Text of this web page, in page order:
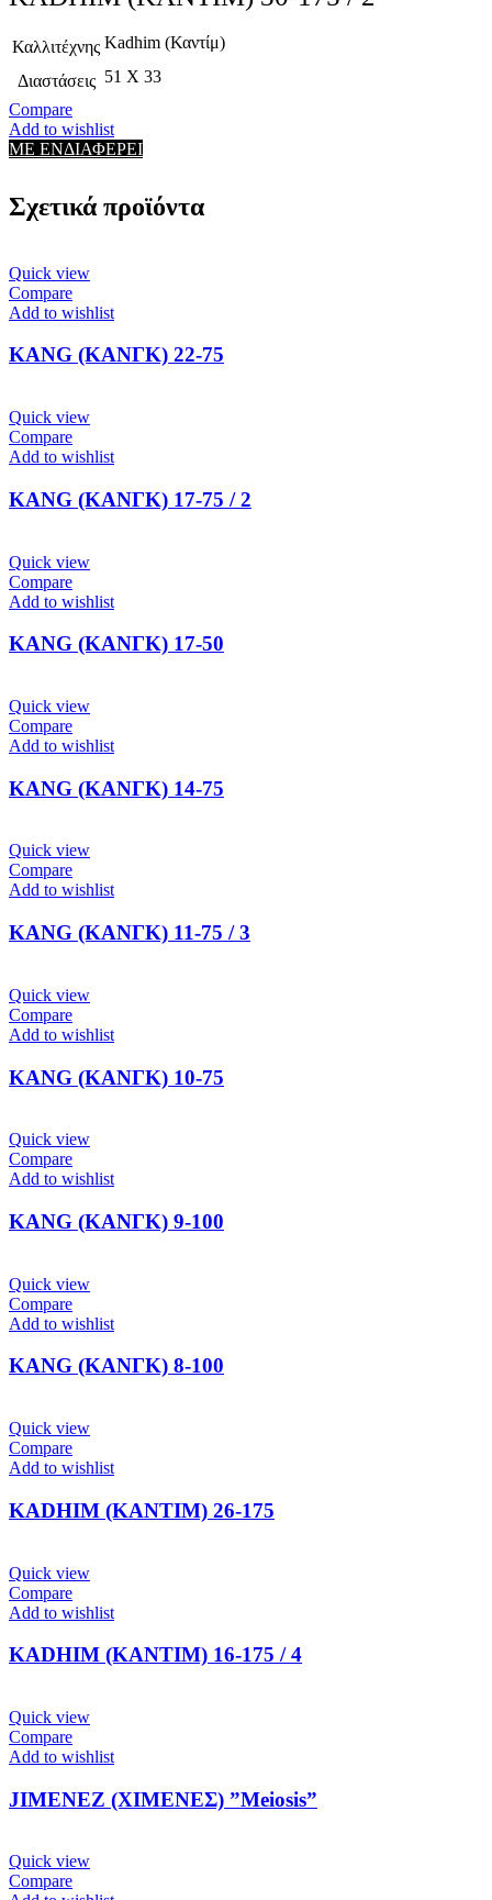
Καλλιτέχνης Kadhim (Καντίμ)
Διαστάσεις 51 X 33
Compare
Add to wishlist
ΜΕ ΕΝΔΙΑΦΕΡΕΙ
Σχετικά προϊόντα
Quick view
Compare
Add to wishlist
KANG (ΚΑΝΓΚ) 22-75
Quick view
Compare
Add to wishlist
KANG (ΚΑΝΓΚ) 17-75 / 2
Quick view
Compare
Add to wishlist
KANG (ΚΑΝΓΚ) 17-50
Quick view
Compare
Add to wishlist
KANG (ΚΑΝΓΚ) 14-75
Quick view
Compare
Add to wishlist
KANG (ΚΑΝΓΚ) 11-75 / 3
Quick view
Compare
Add to wishlist
KANG (ΚΑΝΓΚ) 10-75
Quick view
Compare
Add to wishlist
KANG (ΚΑΝΓΚ) 9-100
Quick view
Compare
Add to wishlist
KANG (ΚΑΝΓΚ) 8-100
Quick view
Compare
Add to wishlist
KADHIM (ΚΑΝΤΙΜ) 26-175
Quick view
Compare
Add to wishlist
KADHIM (ΚΑΝΤΙΜ) 16-175 / 4
Quick view
Compare
Add to wishlist
JIMENEZ (ΧΙΜΕΝΕΣ) ”Meiosis”
Quick view
Compare